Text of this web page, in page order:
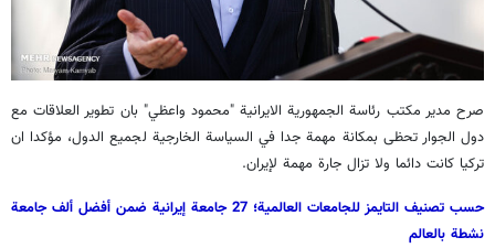
صرح مدير مكتب رئاسة الجمهورية الايرانية "محمود واعظي" بان تطوير العلاقات مع
دول الجوار تحظى بمكانة مهمة جدا في السياسة الخارجية لجميع الدول، مؤكدا ان
تركيا كانت دائما ولا تزال جارة مهمة لإيران.
حسب تصنيف التايمز للجامعات العالمية؛ 27 جامعة إيرانية ضمن أفضل ألف جامعة
نشطة بالعالم